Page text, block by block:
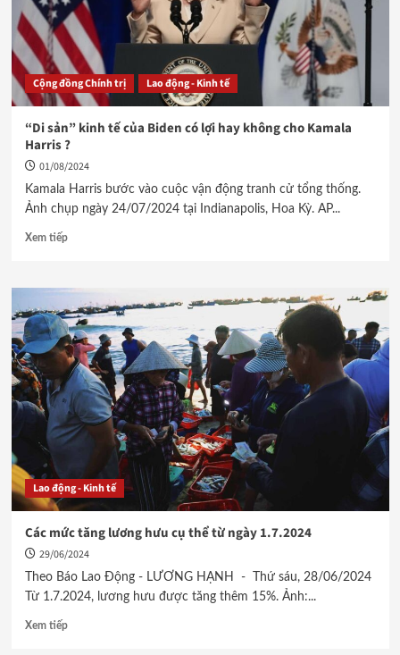
Cộng đồng Chính trị Lao động - Kinh tế
“Di sản” kinh tế của Biden có lợi hay không cho Kamala
Harris ?
01/08/2024
Kamala Harris bước vào cuộc vận động tranh cử tổng thống.
Ảnh chụp ngày 24/07/2024 tại Indianapolis, Hoa Kỳ. AP...
Xem tiếp
Lao động - Kinh tế
Các mức tăng lương hưu cụ thể từ ngày 1.7.2024
29/06/2024
Theo Báo Lao Động - LƯƠNG HẠNH - Thứ sáu, 28/06/2024
Từ 1.7.2024, lương hưu được tăng thêm 15%. Ảnh:...
Xem tiếp